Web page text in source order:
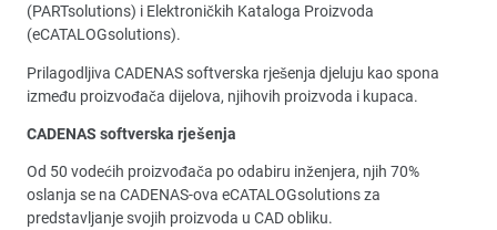
(PARTsolutions) i Elektroničkih Kataloga Proizvoda
(eCATALOGsolutions).
Prilagodljiva CADENAS softverska rješenja djeluju kao spona
između proizvođača dijelova, njihovih proizvoda i kupaca.
CADENAS softverska rješenja
Od 50 vodećih proizvođača po odabiru inženjera, njih 70%
oslanja se na CADENAS-ova eCATALOGsolutions za
predstavljanje svojih proizvoda u CAD obliku.